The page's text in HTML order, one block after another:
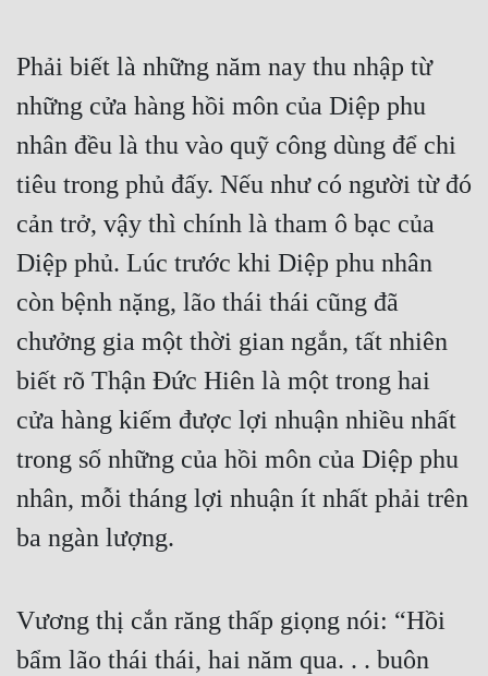
Phải biết là những năm nay thu nhập từ
những cửa hàng hồi môn của Diệp phu
nhân đều là thu vào quỹ công dùng để chi
tiêu trong phủ đấy. Nếu như có người từ đó
cản trở, vậy thì chính là tham ô bạc của
Diệp phủ. Lúc trước khi Diệp phu nhân
còn bệnh nặng, lão thái thái cũng đã
chưởng gia một thời gian ngắn, tất nhiên
biết rõ Thận Đức Hiên là một trong hai
cửa hàng kiếm được lợi nhuận nhiều nhất
trong số những của hồi môn của Diệp phu
nhân, mỗi tháng lợi nhuận ít nhất phải trên
ba ngàn lượng.
Vương thị cắn răng thấp giọng nói: “Hồi
bẩm lão thái thái, hai năm qua. . . buôn